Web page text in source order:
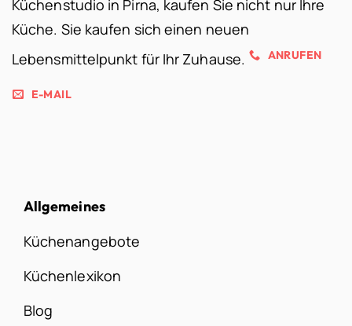
Küchenstudio in Pirna, kaufen Sie nicht nur Ihre
Küche. Sie kaufen sich einen neuen
Lebensmittelpunkt für Ihr Zuhause.
ANRUFEN
E-MAIL
Allgemeines
Küchenangebote
Küchenlexikon
Blog